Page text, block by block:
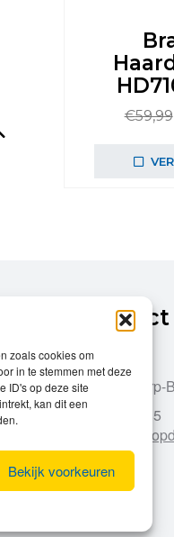
zoals cookies om
in te stemmen met deze
ID's op deze site
kan dit een
Bekijk voorkeuren
€59,99
Contact
Dries 43
9255 Opdorp-
052/33.27.85
info@leroy-